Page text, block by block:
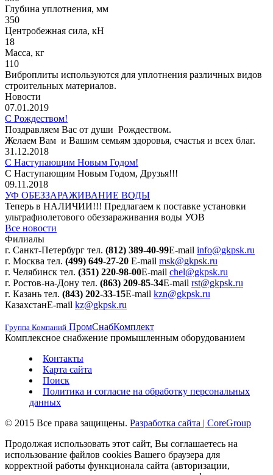
Глубина уплотнения, мм
350
Центробежная сила, кН
18
Масса, кг
110
Виброплиты используются для уплотнения различных видов
строительных материалов.
Новости
07.01.2019
С Рождеством!
Поздравляем Вас от души Рождеством.
Желаем Вам и Вашим семьям здоровья, счастья и всех благ.
31.12.2018
С Наступающим Новым Годом!
С Наступающим Новым Годом, Друзья!!!
09.11.2018
УФ ОБЕЗЗАРАЖИВАНИЕ ВОДЫ
Теперь в НАЛИЧИИ!!! Предлагаем к поставке установки
ультрафиолетового обеззараживания воды УОВ
Все новости
Филиалы
г. Санкт-Петербург тел. (812) 389-40-99E-mail info@gkpsk.ru
г. Москва тел. (499) 649-27-20 E-mail msk@gkpsk.ru
г. Челябинск тел. (351) 220-98-00E-mail chel@gkpsk.ru
г. Ростов-на-Дону тел. (863) 209-85-34E-mail rst@gkpsk.ru
г. Казань тел. (843) 202-33-15E-mail kzn@gkpsk.ru
КазахстанE-mail kz@gkpsk.ru
Группа Компаний ПромСнабКомплект
Комплексное снабжение промышленным оборудованием
Контакты
Карта сайта
Поиск
Политика и согласие на обработку персональных
данных
© 2015 Все права защищены. Разработка сайта | CoreGroup
Продолжая использовать этот сайт, Вы соглашаетесь на
использование файлов cookies Вашего браузера для
корректной работы функционала сайта (авторизации,